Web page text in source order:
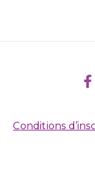
Conditions